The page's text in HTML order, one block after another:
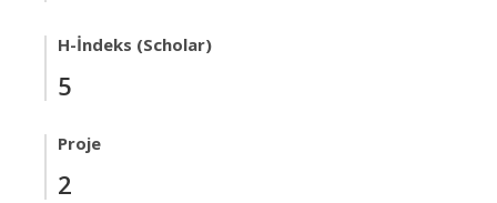
H-İndeks (Scholar)
5
Proje
2